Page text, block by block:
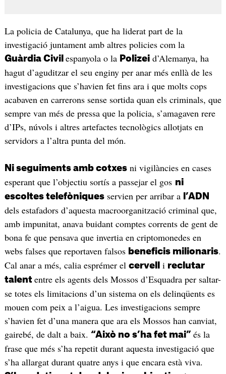
La policia de Catalunya, que ha liderat part de la
investigació juntament amb altres policies com la
Guàrdia Civil espanyola o la Polizeid’Alemanya, ha
hagut d’aguditzar el seu enginy per anar més enllà de les
investigacions que s’havien fet fins ara i que molts cops
acabaven en carrerons sense sortida quan els criminals, que
sempre van més de pressa que la policia, s’amagaven rere
d’IPs, núvols i altres artefactes tecnològics allotjats en
servidors a l’altra punta del món.
Ni seguiments amb cotxesni vigilàncies en cases
esperant que l’objectiu sortís a passejar el gos ni
escoltes telefòniquesservien per arribar a l’ADN
dels estafadors d’aquesta macroorganització criminal que,
amb impunitat, anava buidant comptes corrents de gent de
bona fe que pensava que invertia en criptomonedes en
webs falses que reportaven falsos beneficis milionaris.
Cal anar a més, calia esprémer el cervell i reclutar
talent entre els agents dels Mossos d’Esquadra per saltar-
se totes els limitacions d’un sistema on els delinqüents es
mouen com peix a l’aigua. Les investigacions sempre
s’havien fet d’una manera que ara els Mossos han canviat,
gairebé, de dalt a baix. “Això no s’ha fet mai” és la
frase que més s’ha repetit durant aquesta investigació que
s’ha allargat durant quatre anys i que encara està viva.